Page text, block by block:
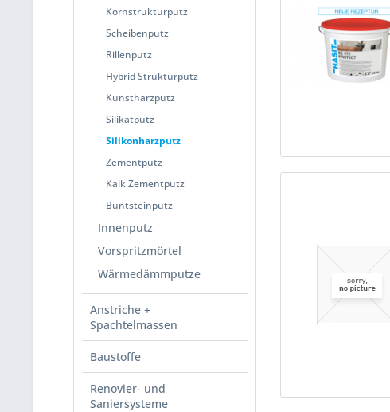
Kornstrukturputz
Scheibenputz
Rillenputz
Hybrid Strukturputz
Kunstharzputz
Silikatputz
Silikonharzputz
Zementputz
Kalk Zementputz
Buntsteinputz
Innenputz
Vorspritzmörtel
Wärmedämmputze
Anstriche +
Spachtelmassen
Baustoffe
Renovier- und
Saniersysteme